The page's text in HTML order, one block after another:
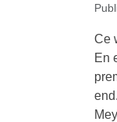
Ce
En